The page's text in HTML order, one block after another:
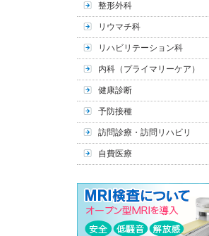
整形外科
リウマチ科
リハビリテーション科
内科（プライマリーケア）
健康診断
予防接種
訪問診療・訪問リハビリ
自費医療